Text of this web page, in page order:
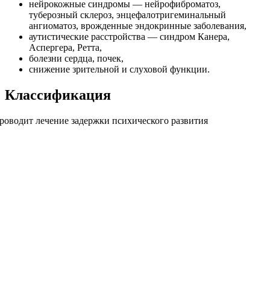
нейрокожные синдромы — нейрофиброматоз,
туберозный склероз, энцефалотригеминальный
ангиоматоз, врожденные эндокринные заболевания,
аутистические расстройства — синдром Канера,
Аспергера, Ретта,
болезни сердца, почек,
снижение зрительной и слуховой функции.
Классификация